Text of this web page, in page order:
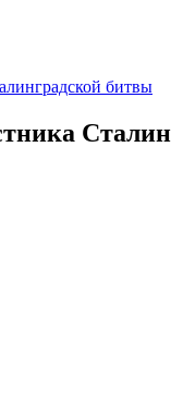
битвы